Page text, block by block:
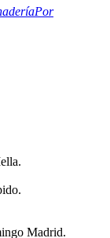
Por
Madrid.